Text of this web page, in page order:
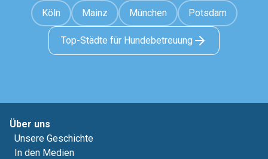
Köln Mainz München Potsdam
Top-Städte für Hundebetreuung
Über uns
Unsere Geschichte
In den Medien